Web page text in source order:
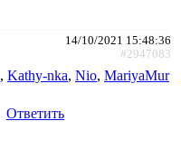
14/10/2021 15:48:36
#2947083
, Kathy-nka, Nio, MariyaMur
Ответить